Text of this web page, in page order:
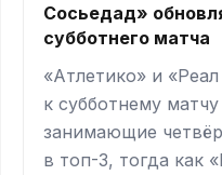
Сосьедад»
субботнего матча
«Атлетико» и
к субботнему
занимающие
в топ-3, тогда как